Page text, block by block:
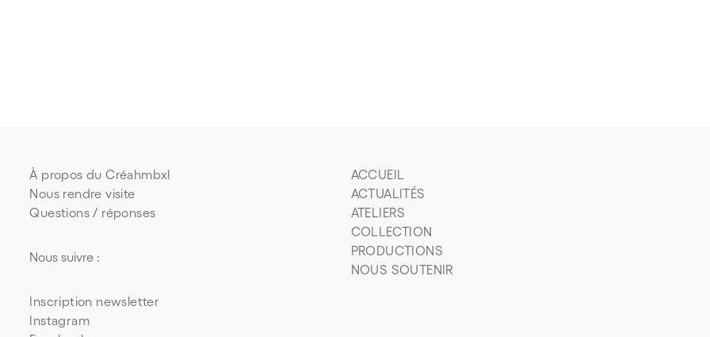
À propos du Créahmbxl
Nous rendre visite
Questions / réponses
ACCUEIL
ACTUALITÉS
ATELIERS
COLLECTION
PRODUCTIONS
NOUS SOUTENIR
Nous suivre :
Inscription newsletter
Instagram